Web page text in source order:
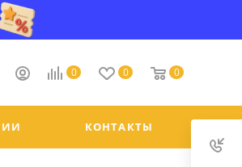
0 0 0
КОНТАКТЫ